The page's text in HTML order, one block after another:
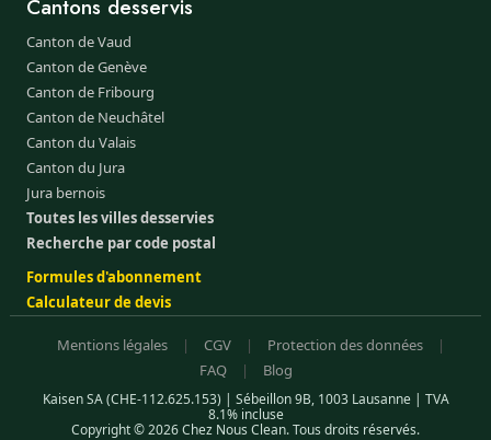
Cantons desservis
Canton de Vaud
Canton de Genève
Canton de Fribourg
Canton de Neuchâtel
Canton du Valais
Canton du Jura
Jura bernois
Toutes les villes desservies
Recherche par code postal
Formules d'abonnement
Calculateur de devis
Mentions légales | CGV | Protection des données
|
FAQ
| Blog
Kaisen SA (CHE-112.625.153) | Sébeillon 9B, 1003 Lausanne | TVA
8.1% incluse
Copyright © 2026 Chez Nous Clean. Tous droits réservés.